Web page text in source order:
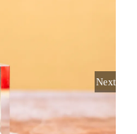
Next